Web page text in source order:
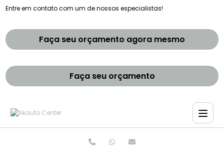
Entre em contato com um de nossos especialistas!
Faça seu orçamento agora mesmo
Faça seu orçamento